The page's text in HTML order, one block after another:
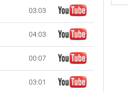
03:03
04:03
00:07
03:01